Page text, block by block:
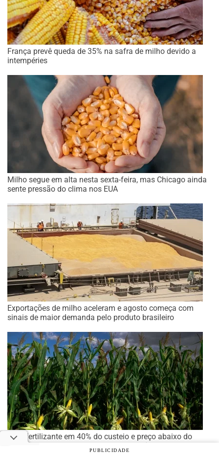
França prevê queda de 35% na safra de milho devido a
intempéries
Milho segue em alta nesta sexta-feira, mas Chicago ainda
sente pressão do clima nos EUA
Exportações de milho aceleram e agosto começa com
sinais de maior demanda pelo produto brasileiro
Com fertilizante em 40% do custeio e preço abaixo do
custo total, safrinha de milho exige eficiência
PUBLICIDADE